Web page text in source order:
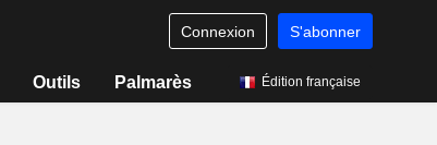
Connexion S'abonner
Outils Palmarès Édition française